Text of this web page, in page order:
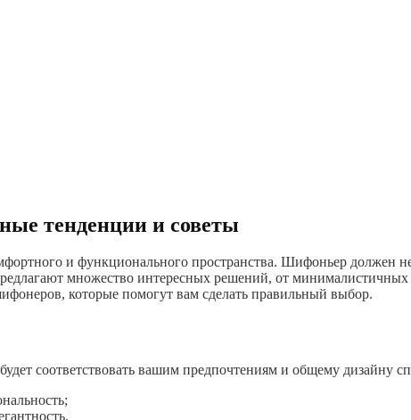
тенденции и советы
и функционального пространства. Шифоньер должен
множество интересных решений, от минималистичных
которые помогут вам сделать правильный выбор.
соответствовать вашим предпочтениям и общему дизайну